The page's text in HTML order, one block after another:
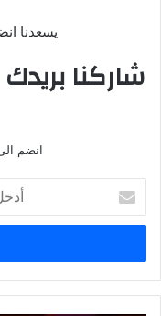
يسعدنا
شاركنا
انضم الى
بريدك
الإلكتروني